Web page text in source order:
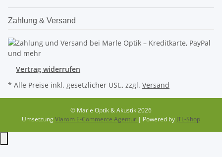
Zahlung & Versand
Vertrag widerrufen
* Alle Preise inkl. gesetzlicher USt., zzgl. Versand
© Marle Optik & Akustik 2026
UmsetzungVlarom E-Commerce Agentur | Powered by JTL-Shop